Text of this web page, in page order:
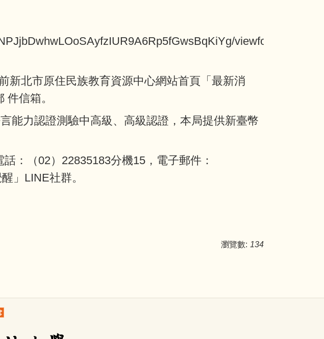
viewform?
新北市原住民族教育資源中心網站首頁「最新消
信箱。
能力認證測驗中高級、高級認證，本局提供新臺幣
：（02）22835183分機15，電子郵件：
」LINE社群。
瀏覽數: 134